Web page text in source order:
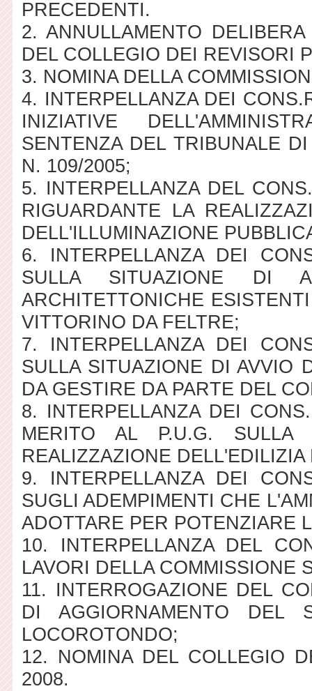
PRECEDENTI.
2. ANNULLAMENTO
DEL COLLEGIO DEI REVISORI
3. NOMINA DELLA
4. INTERPELLANZA DEI
INIZIATIVE
SENTENZA DEL TRIBUNALE
N. 109/2005;
5. INTERPELLANZA DEL
RIGUARDANTE LA
DELL'ILLUMINAZIONE
6. INTERPELLANZA DEI
SULLA SITUAZIONE DI
ARCHITETTONICHE
VITTORINO DA FELTRE;
7. INTERPELLANZA DEI
SULLA SITUAZIONE DI AVVIO
DA GESTIRE DA PARTE DEL
8. INTERPELLANZA DEI
MERITO AL P.U.G. SULLA
REALIZZAZIONE
9. INTERPELLANZA DEI
SUGLI ADEMPIMENTI CHE
ADOTTARE PER POTENZIARE
10. INTERPELLANZA DEL
LAVORI DELLA COMMISSIONE
11. INTERROGAZIONE DEL
DI AGGIORNAMENTO DEL
LOCOROTONDO;
12. NOMINA DEL COLLEGIO
2008.